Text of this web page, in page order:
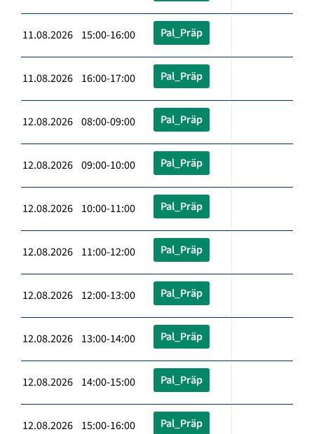
11.08.2026 15:00-16:00 Pal_Präp
11.08.2026 16:00-17:00 Pal_Präp
12.08.2026 08:00-09:00 Pal_Präp
12.08.2026 09:00-10:00 Pal_Präp
12.08.2026 10:00-11:00 Pal_Präp
12.08.2026 11:00-12:00 Pal_Präp
12.08.2026 12:00-13:00 Pal_Präp
12.08.2026 13:00-14:00 Pal_Präp
12.08.2026 14:00-15:00 Pal_Präp
12.08.2026 15:00-16:00 Pal_Präp